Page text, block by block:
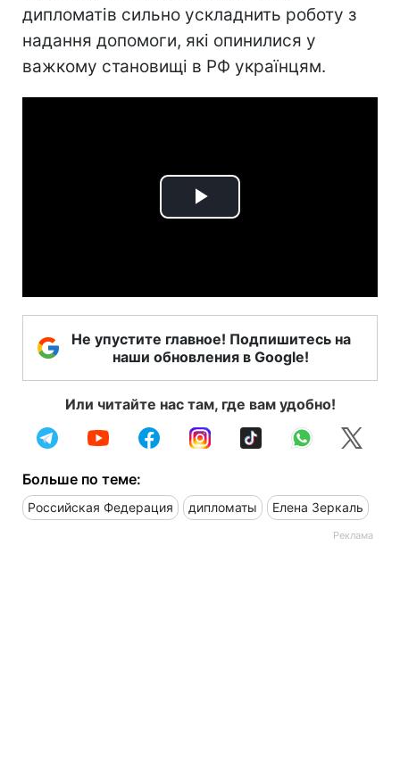
дипломатів сильно ускладнить роботу з
надання допомоги, які опинилися у
важкому становищі в РФ українцям.
Play
Не упустите главное! Подпишитесь на
наши обновления в Google!
Или читайте нас там, где вам удобно!
Больше по теме:
Российская Федерация дипломаты Елена Зеркаль